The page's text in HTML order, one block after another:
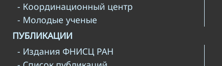
- Координационный центр
- Молодые ученые
ПУБЛИКАЦИИ
- Издания ФНИСЦ РАН